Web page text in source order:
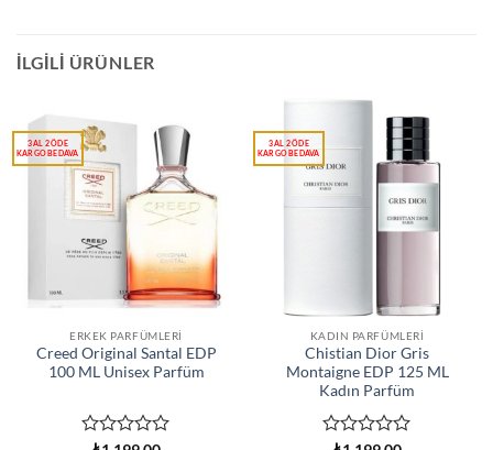
İLGILI ÜRÜNLER
ERKEK PARFÜMLERI
Creed Original Santal EDP
100 ML Unisex Parfüm
KADIN PARFÜMLERI
Chistian Dior Gris
Montaigne EDP 125 ML
Kadın Parfüm